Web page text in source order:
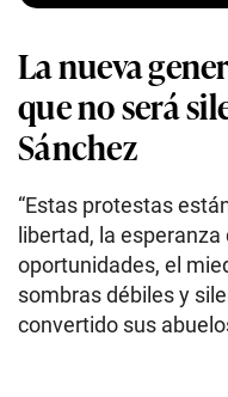
La nueva
que no será
Sánchez
“Estas protestas
libertad, la
oportunidades, el
sombras débiles y
convertido sus